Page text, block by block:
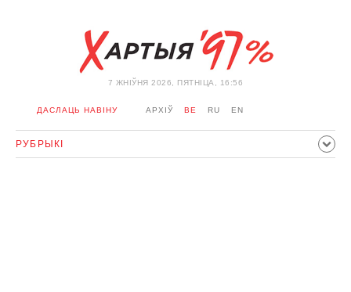
7 ЖНIЎНЯ 2026, ПЯТНІЦА, 16:56
ДАСЛАЦЬ НАВІНУ АРХІЎ BE RU EN
РУБРЫКІ